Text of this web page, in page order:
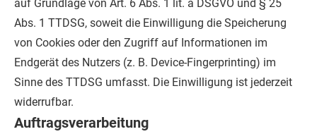
auf Grundlage von Art. 6 Abs. 1 lit. a DSGVO und § 25
Abs. 1 TTDSG, soweit die Einwilligung die Speicherung
von Cookies oder den Zugriff auf Informationen im
Endgerät des Nutzers (z. B. Device-Fingerprinting) im
Sinne des TTDSG umfasst. Die Einwilligung ist jederzeit
widerrufbar.
Auftragsverarbeitung